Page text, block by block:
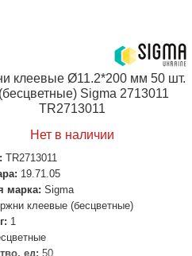
клеевые Ø11.2*200 мм 50 шт.
(бесцветные) Sigma 2713011
TR2713011
Нет в наличии
TR2713011
19.71.05
марка: Sigma
клеевые (бесцветные)
1
ед: 50